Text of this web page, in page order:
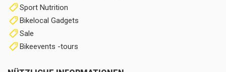
Sport Nutrition
Bikelocal Gadgets
Sale
Bikeevents -tours